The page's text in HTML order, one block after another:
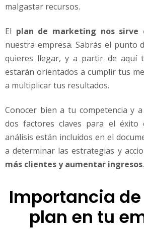
malgastar recursos.
El plan de marketing nos sirve
nuestra empresa. Sabrás el punto
quieres llegar, y a partir de aquí
estarán orientados a cumplir tus
a multiplicar tus resultados.
Conocer bien a tu competencia y
dos factores claves para el éxito
análisis están incluidos en el
a determinar las estrategias y
más clientes y aumentar ingresos.
Importancia
plan en tu